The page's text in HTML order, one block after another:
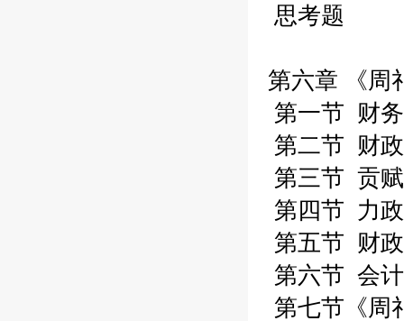
思考题
第六章 《周
第一节 财
第二节 财
第三节 贡
第四节 力
第五节 财
第六节 会
第七节《周